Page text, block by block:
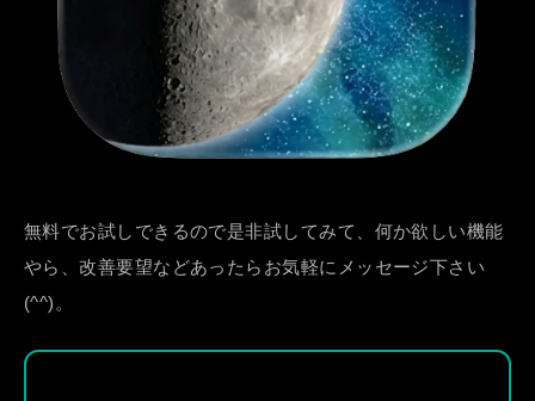
無料でお試しできるので是非試してみて、何か欲しい機能
やら、改善要望などあったらお気軽にメッセージ下さい
(^^)。